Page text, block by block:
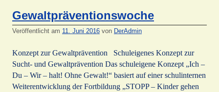
Gewaltpräventionswoche
Veröffentlicht am 11. Juni 2016 von DerAdmin
Konzept zur Gewaltprävention Schuleigenes Konzept zur
Sucht- und Gewaltprävention Das schuleigene Konzept „Ich –
Du – Wir – halt! Ohne Gewalt!“ basiert auf einer schulinternen
Weiterentwicklung der Fortbildung „STOPP – Kinder gehen